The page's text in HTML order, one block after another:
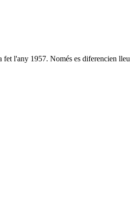
l'any 1957. Només es diferencien